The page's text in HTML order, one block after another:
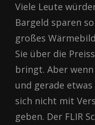
Viele Leute
Bargeld sparen
großes
Sie über die
bringt. Aber
und gerade
sich nicht mit
geben. Der FLIR